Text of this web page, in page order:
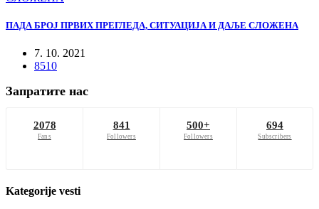
ПАДА БРОЈ ПРВИХ ПРЕГЛЕДА, СИТУАЦИЈА И ДАЉЕ СЛОЖЕНА
7. 10. 2021
8510
Запратите нас
2078
Fans
841
Followers
500+
Followers
694
Subscribers
Kategorije vesti